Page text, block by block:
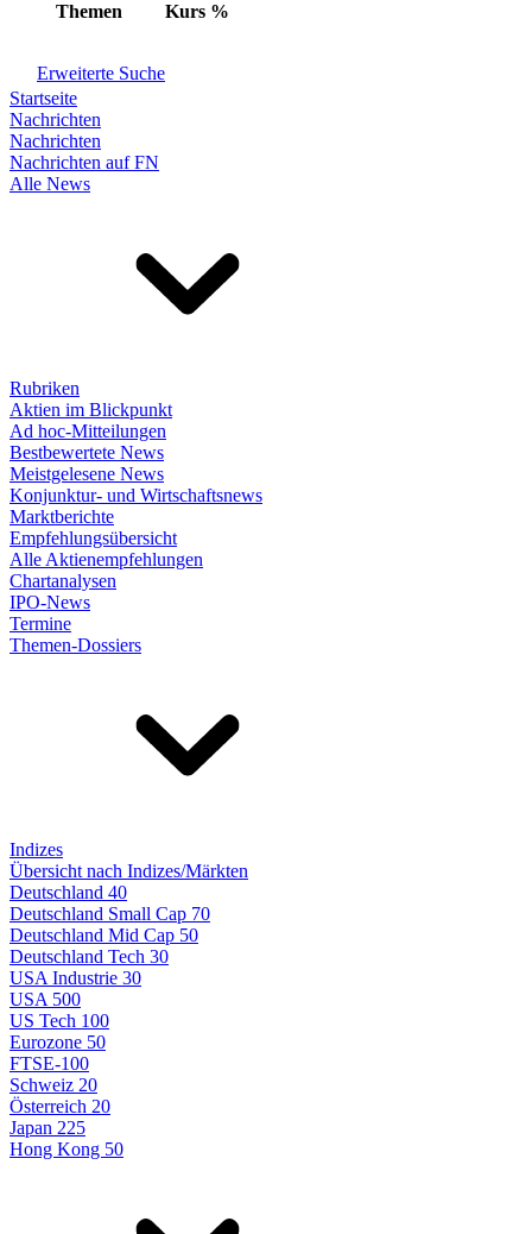
Themen Kurs %
Erweiterte Suche
Startseite
Nachrichten
Nachrichten
Nachrichten auf FN
Alle News
Rubriken
Aktien im Blickpunkt
Ad hoc-Mitteilungen
Bestbewertete News
Meistgelesene News
Konjunktur- und Wirtschaftsnews
Marktberichte
Empfehlungsübersicht
Alle Aktienempfehlungen
Chartanalysen
IPO-News
Termine
Themen-Dossiers
Indizes
Übersicht nach Indizes/Märkten
Deutschland 40
Deutschland Small Cap 70
Deutschland Mid Cap 50
Deutschland Tech 30
USA Industrie 30
USA 500
US Tech 100
Eurozone 50
FTSE-100
Schweiz 20
Österreich 20
Japan 225
Hong Kong 50